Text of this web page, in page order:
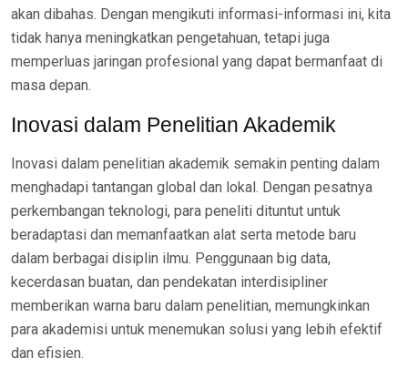
akan dibahas. Dengan mengikuti informasi-informasi ini, kita
tidak hanya meningkatkan pengetahuan, tetapi juga
memperluas jaringan profesional yang dapat bermanfaat di
masa depan.
Inovasi dalam Penelitian Akademik
Inovasi dalam penelitian akademik semakin penting dalam
menghadapi tantangan global dan lokal. Dengan pesatnya
perkembangan teknologi, para peneliti dituntut untuk
beradaptasi dan memanfaatkan alat serta metode baru
dalam berbagai disiplin ilmu. Penggunaan big data,
kecerdasan buatan, dan pendekatan interdisipliner
memberikan warna baru dalam penelitian, memungkinkan
para akademisi untuk menemukan solusi yang lebih efektif
dan efisien.